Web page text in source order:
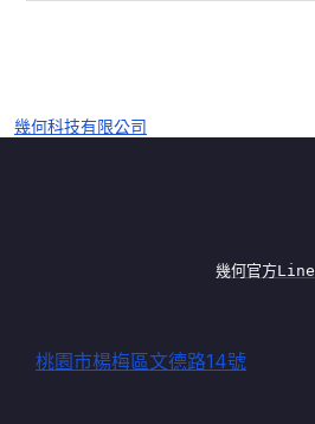
幾何科技有限公司
幾何官方Line
桃園市楊梅區文德路14號